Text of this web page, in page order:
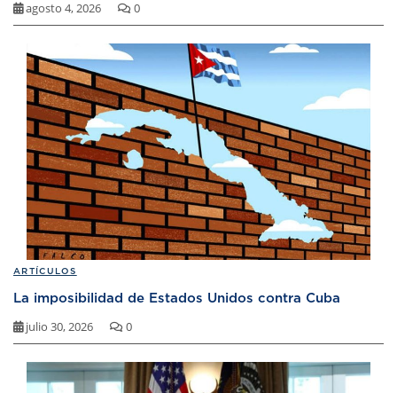
agosto 4, 2026 0
ARTÍCULOS
La imposibilidad de Estados Unidos contra Cuba
julio 30, 2026 0